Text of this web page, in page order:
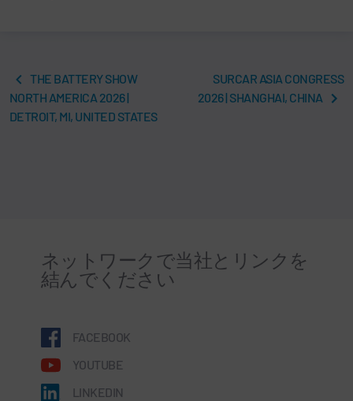
THE BATTERY SHOW
NORTH AMERICA 2026 |
DETROIT, MI, UNITED STATES
SURCAR ASIA CONGRESS
2026 | SHANGHAI, CHINA
ネットワークで当社とリンクを
結んでください
FACEBOOK
YOUTUBE
LINKEDIN